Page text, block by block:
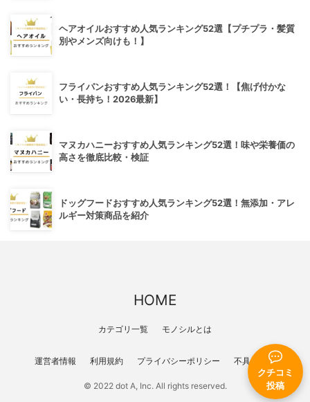
クチコミ
投稿
ヘアオイルおすすめ人気ランキング52選【プチプラ・髪質
別やメンズ向けも！】
フライパンおすすめ人気ランキング52選！【焦げ付かな
い・長持ち！2026最新】
マヌカハニーおすすめ人気ランキング52選！味や栄養価の
高さを徹底比較・検証
ドッグフードおすすめ人気ランキング52選！無添加・アレ
ルギー対策商品を紹介
HOME
カテゴリ一覧 モノシルとは
運営者情報 利用規約 プライバシーポリシー 不具合報告
© 2022 dot A, Inc. All rights reserved.